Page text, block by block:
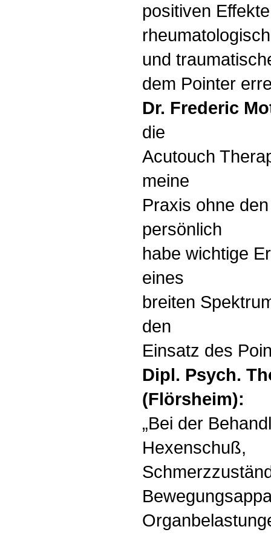
positiven
und
dem Pointer
Dr. Frederic
die
Acutouch
meine
Praxis ohne
persönlich
habe wichtige
eines
breiten
den
Einsatz des
Dipl. Psych.
(Flörsheim):
„Bei der
Hexenschuß,